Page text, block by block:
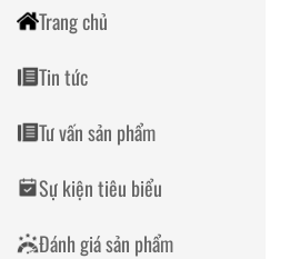
Trang chủ
Tin tức
Tư vấn sản phẩm
Sự kiện tiêu biểu
Đánh giá sản phẩm